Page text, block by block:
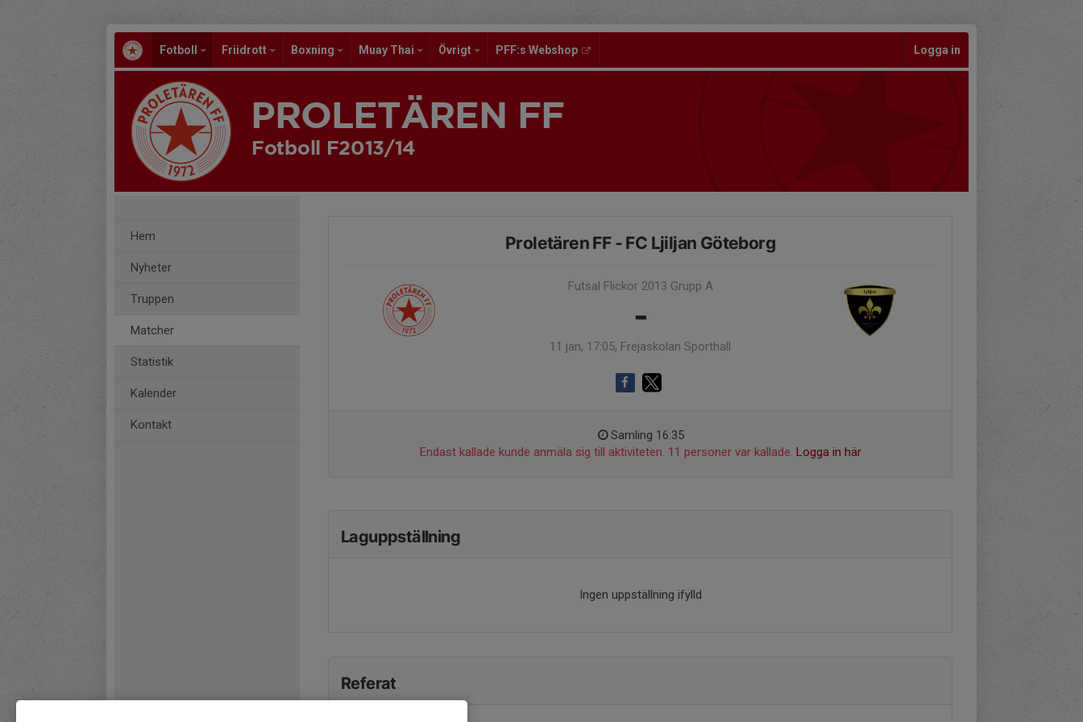
Fotboll Friidrott Boxning Muay Thai Övrigt PFF:s Webshop Logga in
PROLETÄREN FF
Fotboll F2013/14
Hem
Nyheter
Truppen
Matcher
Statistik
Kalender
Kontakt
Proletären FF - FC Ljiljan Göteborg
Futsal Flickor 2013 Grupp A
-
11 jan, 17:05, Frejaskolan Sporthall
Samling 16:35
Endast kallade kunde anmäla sig till aktiviteten. 11 personer var kallade. Logga in här
Laguppställning
Ingen uppställning ifylld
Referat